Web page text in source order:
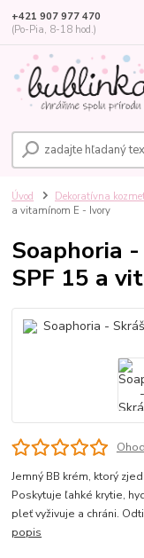
+421 907 977 470
(Po-Pia, 8-18 hod.)
Úvod Dekoratívna
a vitamínom E - Ivory
Soaphoria
SPF 15 a
Jemný BB krém, ktorý
Poskytuje ľahké krytie,
pleť vyživuje a chráni.
popis